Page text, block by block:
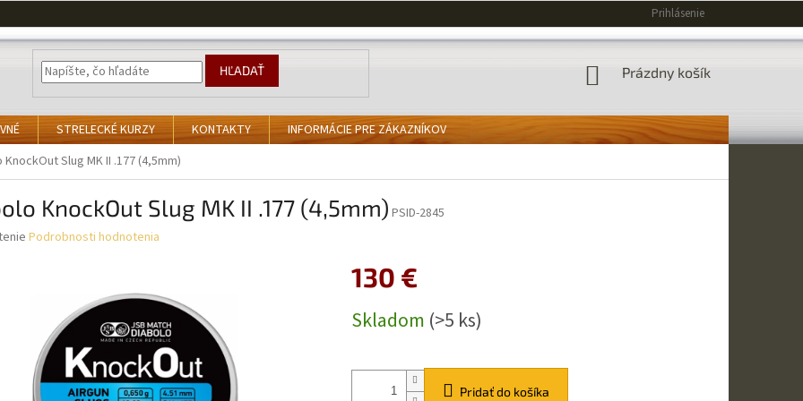
Prihlásenie
HĽADAŤ
NÁKUPNÝ
Prázdny košík
STRELECKÉ KURZY KONTAKTY
INFORMÁCIE PRE ZÁKAZNÍKOV
KnockOut Slug MK II .177 (4,5mm)
KnockOut Slug MK II .177 (4,5mm) PSID-2845
Podrobnosti hodnotenia
130 €
cena:
Skladom (>5 ks)
Pridať do košíka